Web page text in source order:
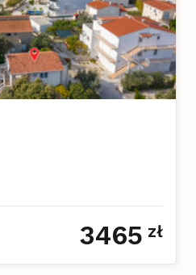
3465 zł